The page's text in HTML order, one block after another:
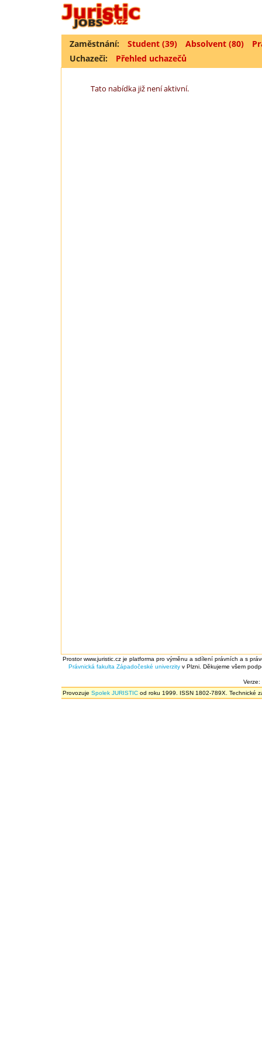
Zaměstnání: Student (39) Absolvent (80)
Uchazeči:
Přehled uchazečů
Tato nabídka již není aktivní.
Prostor www.juristic.cz je platforma pro výměnu a sdílení právních a s
Právnická fakulta Západočeské univerzity v Plzni. Děkujeme všem
Verze:
Provozuje Spolek JURISTIC od roku 1999. ISSN 1802-789X. Technické